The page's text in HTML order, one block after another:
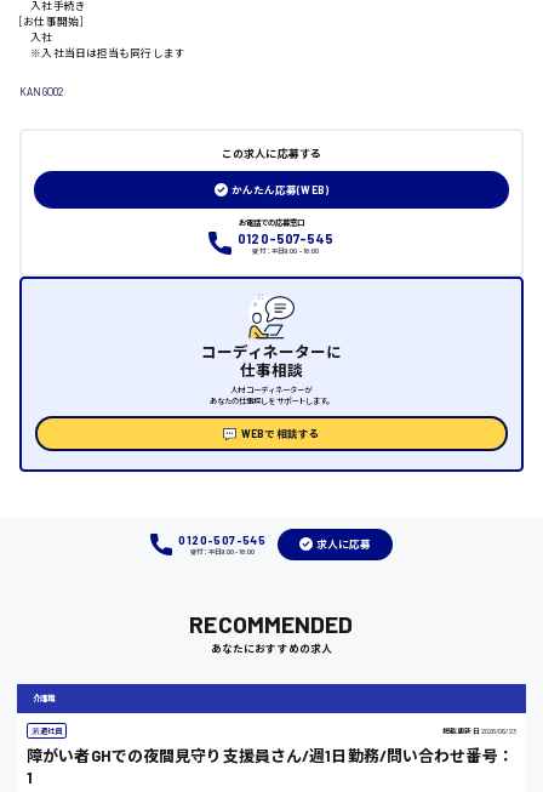
山口県
福山市
時給1100円～
入社手続き
[お仕事開始]
入社
※入社当日は担当も同行します
KANGO02
この求人に応募する
かんたん応募(WEB)
お電話での応募窓口
0120-507-545
受付：平日9:00 - 18:00
コーディネーターに
仕事相談
人材コーディネーターが
あなたの仕事探しをサポートします。
WEBで相談する
0120-507-545
受付：平日9:00 - 18:00
求人に応募
RECOMMENDED
あなたにおすすめの求人
介護職
派遣社員 掲載更新日 2026/06/23
障がい者GHでの夜間見守り支援員さん/週1日勤務/問い合わせ番号：
1